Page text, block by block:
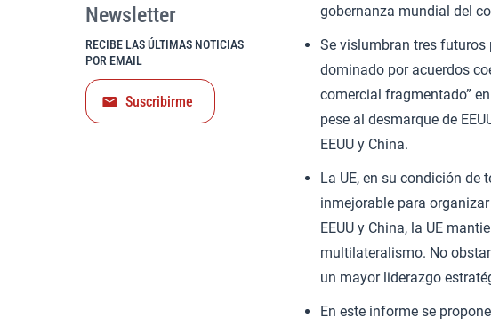
gobernanza mundial del
Se vislumbran tres futuros
dominado por acuerdos
comercial fragmentado”
pese al desmarque de
EEUU y China.
La UE, en su condición de
inmejorable para
EEUU y China, la UE
multilateralismo. No
un mayor liderazgo
En este informe se
Newsletter
RECIBE LAS ÚLTIMAS NOTICIAS
POR EMAIL
Suscribirme